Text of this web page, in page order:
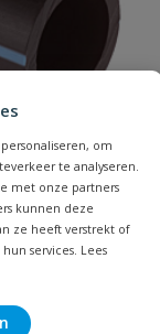
om
te analyseren.
met onze partners
kunnen deze
ze heeft verstrekt of
services. Lees
drinkwater en